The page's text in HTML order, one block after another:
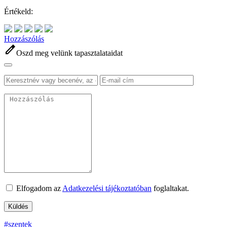
Értékeld:
Hozzászólás
editOszd meg velünk tapasztalataidat
Elfogadom az Adatkezelési tájékoztatóban foglaltakat.
#szentek